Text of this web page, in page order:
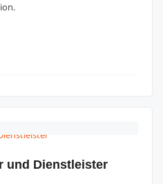
und Dienstleister